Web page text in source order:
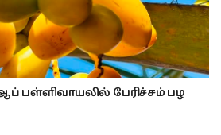
பள்ளிவாயலில் பேரிச்சம் பழ